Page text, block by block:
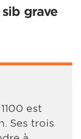
grave
est
Ses trois